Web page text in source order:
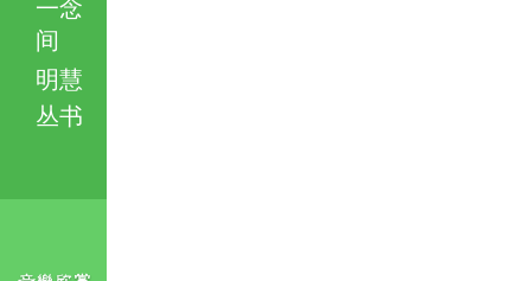
一念
间
明慧
丛书